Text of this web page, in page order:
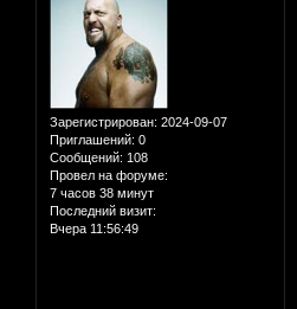
Зарегистрирован: 2024-09-07
Приглашений: 0
Сообщений: 108
Провел на форуме:
7 часов 38 минут
Последний визит:
Вчера 11:56:49